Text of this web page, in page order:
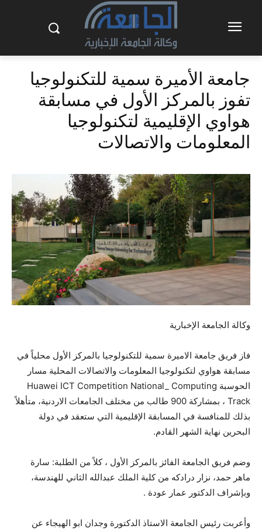
جامعة الأميرة سمية للتكنولوجيا
تفوز بالمركز الأول في مسابقة
هواوي الإقليمية لتكنولوجيا
المعلومات والاتصالات
وكالة الجامعة الإخبارية
فاز فريق جامعة الاميرة سمية للتكنولوجيا بالمركز الأول محلياً في
مسابقة هواوي لتكنولوجيا المعلومات والاتصالات المحلية مسار
الحوسبة Huawei ICT Competition National_ Computing
Track ، بمشاركة 900 طالب من مختلف الجامعات الاردنية، متأهلاً
بذلك للمنافسة في المسابقة الإقليمية التي ستعقد في دولة
البحرين نهاية الشهر القادم.
وضم فريق الجامعة الفائز بالمركز الأول ، كلاً من الطلبة: سارة
ماهر حمد، نزار درادكه من كلية الملك عبدالله الثاني للهندسة،
وبإشراف الدكتور عمار عودة .
وأعربت رئيس الجامعة الاستاذ الدكتورة وجدان ابو الهيجاء عن